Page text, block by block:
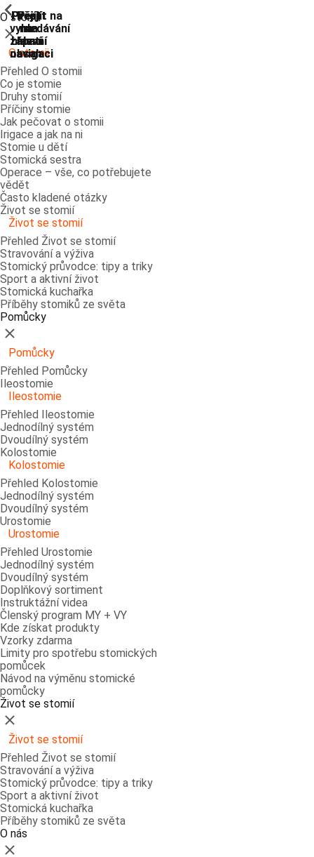
Přejít na
vyhledávání
Přejít
na
hlavní
navigaci
Přejít
na
hlavní
navigaci
Přejít
na
hlavní
obsah
Přejít
na
zápatí
O stomii
ShowPrevious
Zavřít
O stomii
Přehled O stomii
Co je stomie
Druhy stomií
Příčiny stomie
Jak pečovat o stomii
Irigace a jak na ni
Stomie u dětí
Stomická sestra
Operace – vše, co potřebujete
vědět
Často kladené otázky
Život se stomií
ShowPrevious
Život se stomií
Přehled Život se stomií
Stravování a výživa
Stomický průvodce: tipy a triky
Sport a aktivní život
Stomická kuchařka
Příběhy stomiků ze světa
Pomůcky
ShowPrevious
Zavřít
Pomůcky
Přehled Pomůcky
Ileostomie
ShowPrevious
Ileostomie
Přehled Ileostomie
Jednodílný systém
Dvoudílný systém
Kolostomie
ShowPrevious
Kolostomie
Přehled Kolostomie
Jednodílný systém
Dvoudílný systém
Urostomie
ShowPrevious
Urostomie
Přehled Urostomie
Jednodílný systém
Dvoudílný systém
Doplňkový sortiment
Instruktážní videa
Členský program MY + VY
Kde získat produkty
Vzorky zdarma
Limity pro spotřebu stomických
pomůcek
Návod na výměnu stomické
pomůcky
Život se stomií
ShowPrevious
Zavřít
Život se stomií
Přehled Život se stomií
Stravování a výživa
Stomický průvodce: tipy a triky
Sport a aktivní život
Stomická kuchařka
Příběhy stomiků ze světa
O nás
ShowPrevious
Zavřít